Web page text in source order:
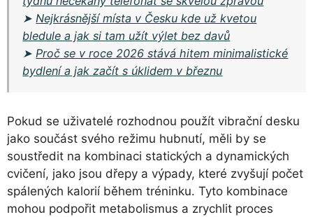
➤Nejkrásnější místa v Česku kde už kvetou
bledule a jak si tam užít výlet bez davů
➤Proč se v roce 2026 stává hitem minimalistické
bydlení a jak začít s úklidem v březnu
Pokud se uživatelé rozhodnou použít vibrační desku
jako součást svého režimu hubnutí, měli by se
soustředit na kombinaci statických a dynamických
cvičení, jako jsou dřepy a výpady, které zvyšují počet
spálených kalorií během tréninku. Tyto kombinace
mohou podpořit metabolismus a zrychlit proces